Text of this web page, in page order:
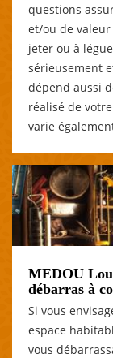
questions
et/ou de valeur
jeter ou à
sérieusement
dépend aussi
réalisé de
varie
MEDOU
débarras à
Si vous
espace
vous